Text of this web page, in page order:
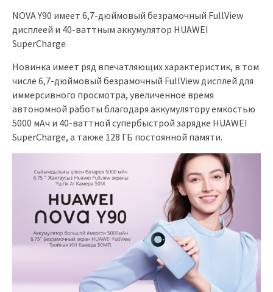
NOVA Y90 имеет 6,7-дюймовый безрамочный FullView
дисплеей и 40-ваттным аккумулятор HUAWEI
SuperCharge
Новинка имеет ряд впечатляющих характеристик, в том
числе 6,7-дюймовый безрамочный FullView дисплей для
иммерсивного просмотра, увеличенное время
автономной работы благодаря аккумулятору емкостью
5000 мАч и 40-ваттной супербыстрой зарядке HUAWEI
SuperCharge, а также 128 ГБ постоянной памяти.